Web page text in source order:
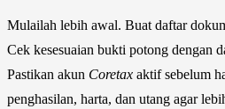
Mulailah lebih awal. Buat daftar
Cek kesesuaian bukti potong dengan
Pastikan akun Coretax aktif sebelum
penghasilan, harta, dan utang agar